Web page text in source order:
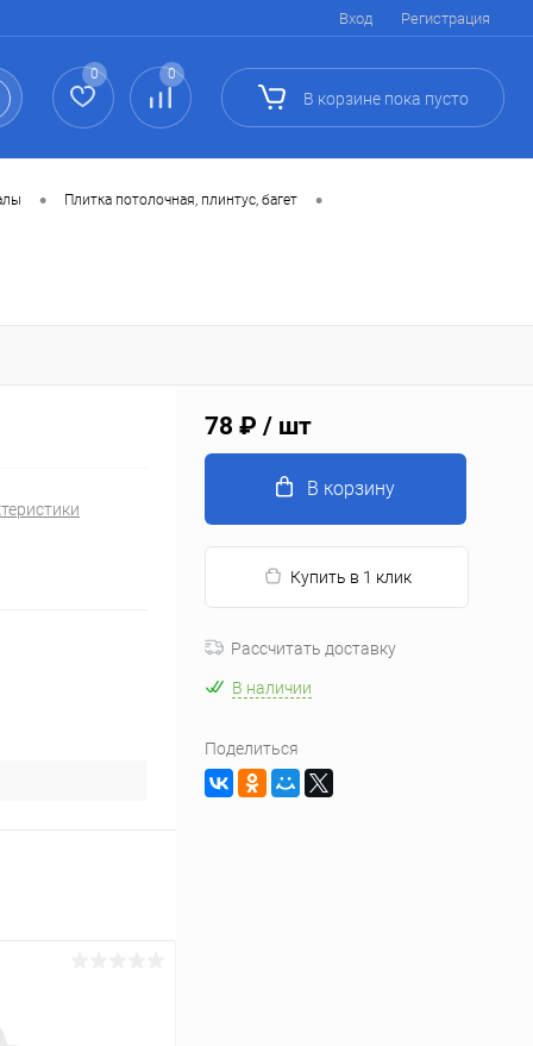
Вход Регистрация
0 0
В корзине пока пусто
• Плитка потолочная, плинтус, багет •
78 ₽ / шт
В корзину
Купить в 1 клик
Рассчитать доставку
В наличии
Поделиться